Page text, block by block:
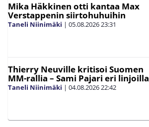
Mika Häkkinen otti kantaa Max
Verstappenin siirtohuhuihin
Taneli Niinimäki | 05.08.202623:31
Thierry Neuville kritisoi Suomen
MM-rallia – Sami Pajari eri linjoilla
Taneli Niinimäki | 04.08.202622:42